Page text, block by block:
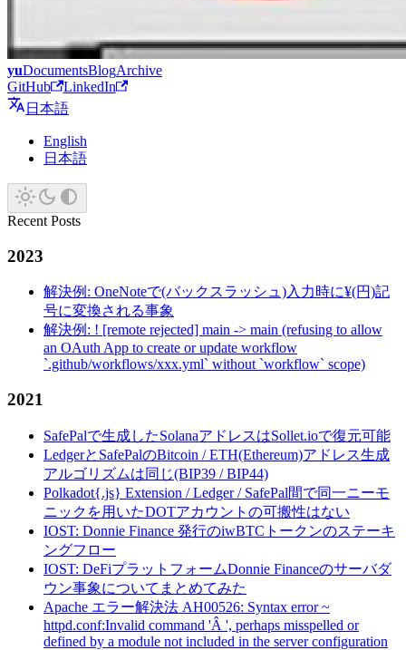
yuDocumentsBlogArchive
GitHub
LinkedIn
日本語
English
日本語
Recent Posts
2023
解決例: OneNoteで(バックスラッシュ)入力時に¥(円)記
号に変換される事象
解決例: ! [remote rejected] main -> main (refusing to allow
an OAuth App to create or update workflow
`.github/workflows/xxx.yml` without `workflow` scope)
2021
SafePalで生成したSolanaアドレスはSollet.ioで復元可能
LedgerとSafePalのBitcoin / ETH(Ethereum)アドレス生成
アルゴリズムは同じ(BIP39 / BIP44)
Polkadot{.js} Extension / Ledger / SafePal間で同一ニーモ
ニックを用いたDOTアカウントの可搬性はない
IOST: Donnie Finance 発行のiwBTCトークンのステーキ
ングフロー
IOST: DeFiプラットフォームDonnie Financeのサーバダ
ウン事象についてまとめてみた
Apache エラー解決法 AH00526: Syntax error ~
httpd.conf:Invalid command 'Â ', perhaps misspelled or
defined by a module not included in the server configuration